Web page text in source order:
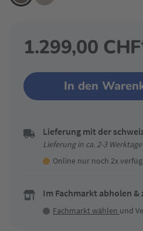
1.299,00
In den
Lieferung mit der
Lieferung in ca. 2-3 Werktage
Online nur noch 2x
Im Fachmarkt abholen &
Fachmarkt wählen und